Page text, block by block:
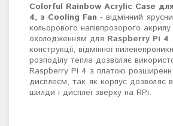
Colorful Rainbow Acrylic Case
4, з Cooling Fan - відмінний
кольорового напівпрозорого
охолодженням для Raspberry Pi 4
конструкції, відмінної
розподілу тепла дозволяє
Raspberry Pi 4 з платою
дисплеєм, так як корпус дозволяє
шилди і дисплеї зверху на RPi.